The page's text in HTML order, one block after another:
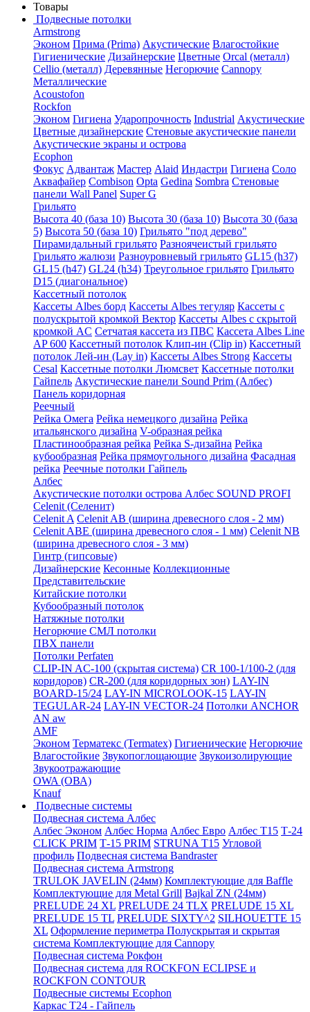
Товары
Подвесные потолки
Armstrong
Эконом Прима (Prima) Акустические Влагостойкие
Гигиенические Дизайнерские Цветные Orcal (металл)
Cellio (металл) Деревянные Негорючие Cannopy
Металлические
Acoustofon
Rockfon
Эконом Гигиена Ударопрочность Industrial Акустические
Цветные дизайнерские Стеновые акустические панели
Акустические экраны и острова
Ecophon
Фокус Адвантаж Мастер Alaid Индастри Гигиена Соло
Аквафайер Combison Opta Gedina Sombra Стеновые
панели Wall Panel Super G
Грильято
Высота 40 (база 10) Высота 30 (база 10) Высота 30 (база
5) Высота 50 (база 10) Грильято "под дерево"
Пирамидальный грильято Разноячеистый грильято
Грильято жалюзи Разноуровневый грильято GL15 (h37)
GL15 (h47) GL24 (h34) Треугольное грильято Грильято
D15 (диагональное)
Кассетный потолок
Кассеты Albes борд Кассеты Albes тегуляр Кассеты с
полускрытой кромкой Вектор Кассеты Albes с скрытой
кромкой AC Сетчатая кассета из ПВС Кассета Albes Line
AP 600 Кассетный потолок Клип-ин (Clip in) Кассетный
потолок Лей-ин (Lay in) Кассеты Albes Strong Кассеты
Cesal Кассетные потолки Люмсвет Кассетные потолки
Гайпель Акустические панели Sound Prim (Албес)
Панель коридорная
Реечный
Рейка Омега Рейка немецкого дизайна Рейка
итальянского дизайна V-образная рейка
Пластинообразная рейка Рейка S-дизайна Рейка
кубообразная Рейка прямоугольного дизайна Фасадная
рейка Реечные потолки Гайпель
Албес
Акустические потолки острова Албес SOUND PROFI
Celenit (Селенит)
Celenit A Celenit AB (ширина древесного слоя - 2 мм)
Celenit ABE (ширина древесного слоя - 1 мм) Celenit NB
(ширина древесного слоя - 3 мм)
Гинтр (гипсовые)
Дизайнерские Кесонные Коллекционные
Представительские
Китайские потолки
Кубообразный потолок
Натяжные потолки
Негорючие СМЛ потолки
ПВХ панели
Потолки Perfaten
CLIP-IN AC-100 (скрытая система) CR 100-1/100-2 (для
коридоров) CR-200 (для коридорных зон) LAY-IN
BOARD-15/24 LAY-IN MICROLOOK-15 LAY-IN
TEGULAR-24 LAY-IN VECTOR-24 Потолки ANCHOR
AN aw
AMF
Эконом Терматекс (Termatex) Гигиенические Негорючие
Влагостойкие Звукопоглощающие Звукоизолирующие
Звукоотражающие
OWA (ОВА)
Knauf
Подвесные системы
Подвесная система Албес
Албес Эконом Албес Норма Албес Евро Албес T15 Т-24
CLICK PRIM Т-15 PRIM STRUNA Т15 Угловой
профиль Подвесная система Bandraster
Подвесная система Armstrong
TRULOK JAVELIN (24мм) Комплектующие для Baffle
Комплектующие для Metal Grill Bajkal ZN (24мм)
PRELUDE 24 XL PRELUDE 24 TLX PRELUDE 15 XL
PRELUDE 15 TL PRELUDE SIXTY^2 SILHOUETTE 15
XL Оформление периметра Полускрытая и скрытая
система Комплектующие для Cannopy
Подвесная система Рокфон
Подвесная система для ROCKFON ECLIPSE и
ROCKFON CONTOUR
Подвесные системы Ecophon
Каркас Т24 - Гайпель